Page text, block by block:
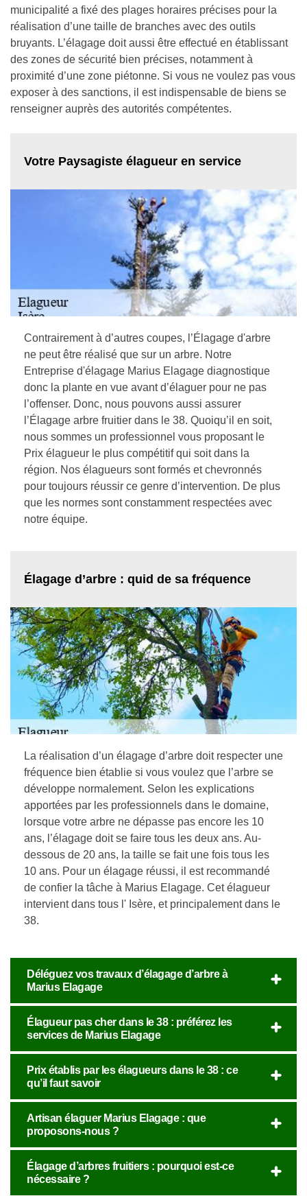
municipalité a fixé des plages horaires précises pour la
réalisation d’une taille de branches avec des outils
bruyants. L’élagage doit aussi être effectué en établissant
des zones de sécurité bien précises, notamment à
proximité d’une zone piétonne. Si vous ne voulez pas vous
exposer à des sanctions, il est indispensable de biens se
renseigner auprès des autorités compétentes.
Votre Paysagiste élagueur en service
Contrairement à d’autres coupes, l’Élagage d'arbre
ne peut être réalisé que sur un arbre. Notre
Entreprise d'élagage Marius Elagage diagnostique
donc la plante en vue avant d’élaguer pour ne pas
l’offenser. Donc, nous pouvons aussi assurer
l’Élagage arbre fruitier dans le 38. Quoiqu’il en soit,
nous sommes un professionnel vous proposant le
Prix élagueur le plus compétitif qui soit dans la
région. Nos élagueurs sont formés et chevronnés
pour toujours réussir ce genre d’intervention. De plus
que les normes sont constamment respectées avec
notre équipe.
Élagage d’arbre : quid de sa fréquence
La réalisation d’un élagage d’arbre doit respecter une
fréquence bien établie si vous voulez que l’arbre se
développe normalement. Selon les explications
apportées par les professionnels dans le domaine,
lorsque votre arbre ne dépasse pas encore les 10
ans, l’élagage doit se faire tous les deux ans. Au-
dessous de 20 ans, la taille se fait une fois tous les
10 ans. Pour un élagage réussi, il est recommandé
de confier la tâche à Marius Elagage. Cet élagueur
intervient dans tous l' Isère, et principalement dans le
38.
Déléguez vos travaux d’élagage d’arbre à
Marius Elagage
Élagueur pas cher dans le 38 : préférez les
services de Marius Elagage
Prix établis par les élagueurs dans le 38 : ce
qu’il faut savoir
Artisan élaguer Marius Elagage : que
proposons-nous ?
Élagage d’arbres fruitiers : pourquoi est-ce
nécessaire ?